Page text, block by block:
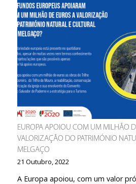
EUROPA APOIOU COM UM MILHÃO
VALORIZAÇÃO DO PATRIMÓNIO
MELGAÇO
21 Outubro, 2022
A Europa apoiou, com um valor